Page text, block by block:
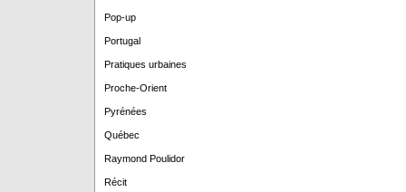
Pop-up
Portugal
Pratiques urbaines
Proche-Orient
Pyrénées
Québec
Raymond Poulidor
Récit